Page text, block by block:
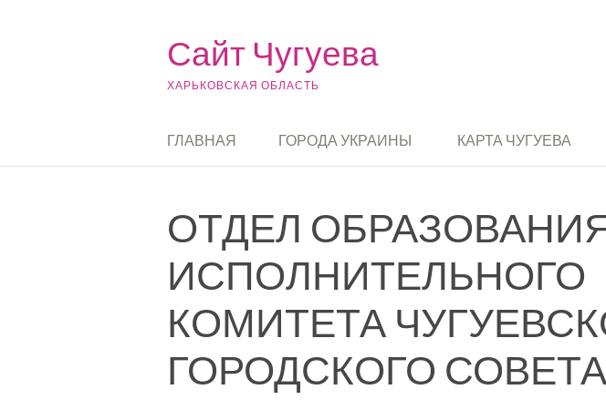
Сайт Чугуева
ХАРЬКОВСКАЯ ОБЛАСТЬ
ГЛАВНАЯ ГОРОДА УКРАИНЫ КАРТА ЧУГУЕВА
ОТДЕЛ
ИСПОЛНИТЕЛЬНОГО
КОМИТЕТА
ГОРОДСКОГО СОВЕТА